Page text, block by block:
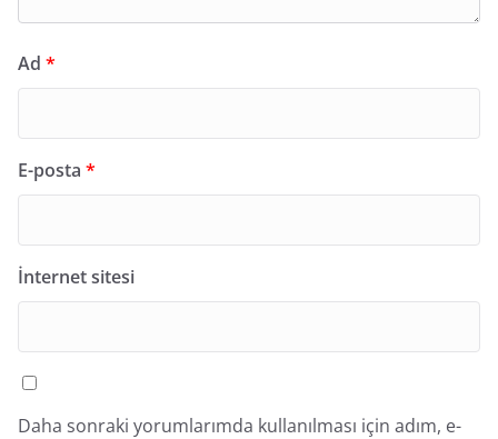
Ad *
E-posta *
İnternet sitesi
Daha sonraki yorumlarımda kullanılması için adım, e-